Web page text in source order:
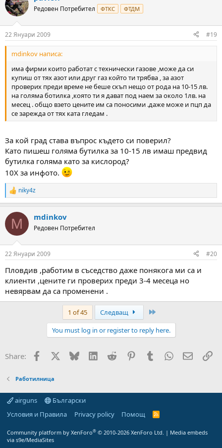
Редовен Потребител ФТКС ФТДМ
22 Януари 2009 #19
mdinkov написа:
има фирми които работат с технически газове ,може да си
купиш от тях азот или друг газ който ти трябва , за азот
проверих преди време не беше скъп нещо от рода на 10-15 лв.
на голяма ботилка ,която ти я дават под наем за около 1лв. на
месец . общо взето цените им са поносими .даже може и пцп да
се зарежда от тях ката гледам .
За кой град става въпрос където си поверил?
Като пишеш голяма бутилка за 10-15 лв имаш предвид
бутилка голяма като за кислород?
10Х за инфото.
R
e
c
i
s
niky4z
M mdinkov
Редовен Потребител
22 Януари 2009 #20
Пловдив ,работим в съседство даже понякога ми са и
клиенти ,цените ги проверих преди 3-4 месеца но
невярвам да са променени .
1 of 45 Следващ
You must log in or register to reply here.
Share: Facebook Bluesky LinkedInReddit PinterestTumblrWhatsApp
Email
Работилница
airguns
Български
Условия и Правила
Privacy policy Помощ
R
Community platform by XenForo® © 2010-2026 XenForo Ltd. | Media embeds
via s9e/MediaSites